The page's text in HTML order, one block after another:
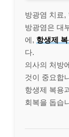
방광염 치료,
방광염은 대
에, 항생제
다.
의사의 처방
것이 중요합
항생제 복용
회복을 돕습